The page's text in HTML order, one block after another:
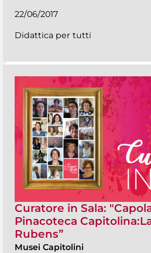
22/06/2017
Didattica per tutti
Curatore in Sala:
Pinacoteca
Rubens”
Musei Capitolini